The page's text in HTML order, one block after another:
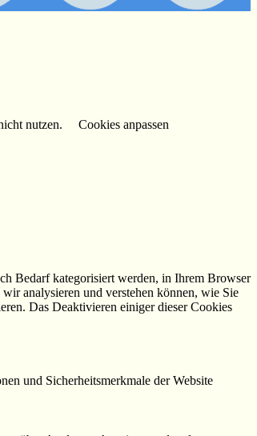
nutzen.
Cookies anpassen
Bedarf kategorisiert werden, in Ihrem Browser
analysieren und verstehen können, wie Sie
Das Deaktivieren einiger dieser Cookies
und Sicherheitsmerkmale der Website